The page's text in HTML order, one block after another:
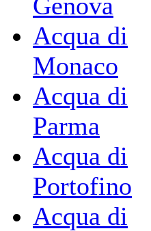
Acqua di
Monaco
Acqua di
Parma
Acqua di
Portofino
Acqua di